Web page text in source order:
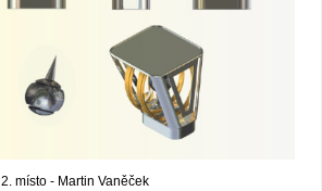
2. místo - Martin Vaněček